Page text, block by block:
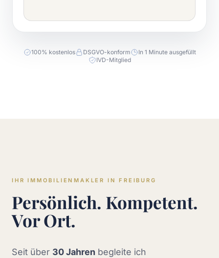
100% kostenlos DSGVO-konform
In 1 Minute ausgefüllt
IVD-Mitglied
IHR IMMOBILIENMAKLER IN FREIBURG
Persönlich. Kompetent.
Vor Ort.
Seit über 30 Jahren begleite ich